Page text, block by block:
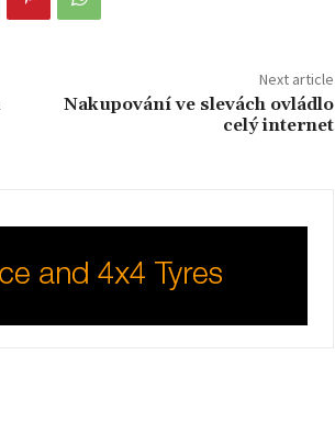
Next article
Nakupování ve slevách ovládlo
celý internet